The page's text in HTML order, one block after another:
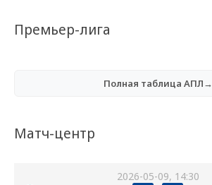
Премьер-лига
Полная таблица АПЛ→
Матч-центр
2026-05-09, 14:30